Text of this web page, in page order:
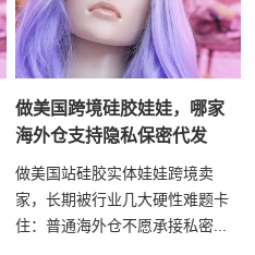
做美国跨境硅胶娃娃，哪家
海外仓支持隐私保密代发
做美国站硅胶实体娃娃跨境卖
家，长期被行业几大硬性难题卡
住：普通海外仓不愿承接私密...